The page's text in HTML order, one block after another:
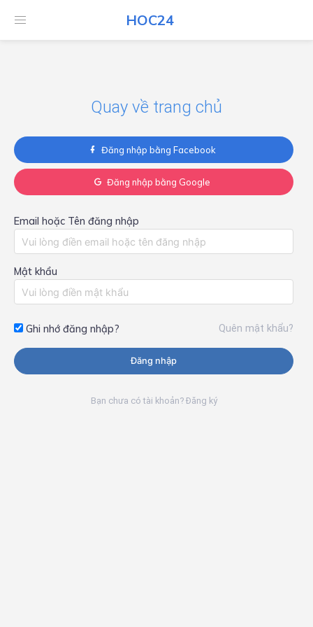
HOC24
HOC24
Quay về trang chủ
Đăng nhập bằng Facebook
Đăng nhập bằng Google
Email hoặc Tên đăng nhập
Mật khẩu
Ghi nhớ đăng nhập? Quên mật khẩu?
Đăng nhập
Bạn chưa có tài khoản? Đăng ký